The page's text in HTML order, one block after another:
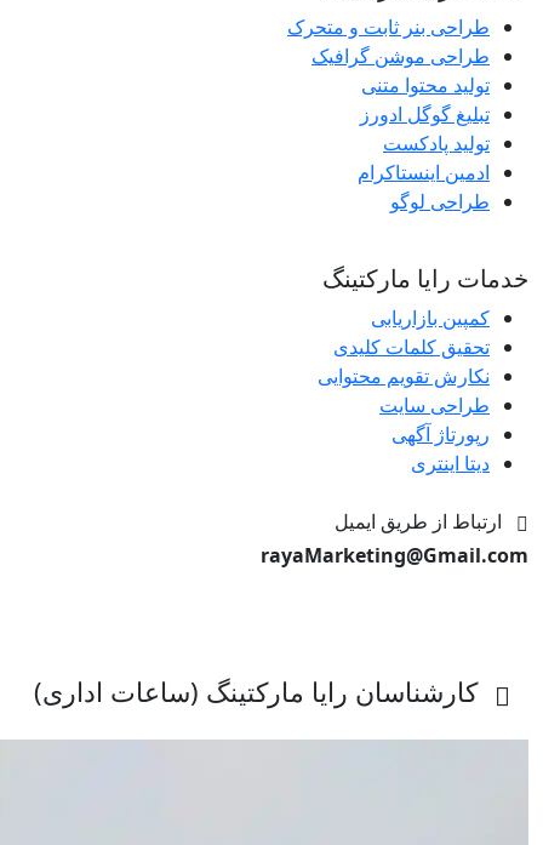
طراحی بنر ثابت و متحرک
طراحی موشن گرافیک
تولید محتوا متنی
تبلیغ گوگل ادورز
تولید پادکست
ادمین اینستاکرام
طراحی لوگو
خدمات رایا مارکتینگ
کمپین بازاریابی
تحقیق کلمات کلیدی
نکارش تقویم محتوایی
طراحی سایت
رپورتاژ آگهی
دیتا اینتری
ارتباط از طریق ایمیل
rayaMarketing@Gmail.com
کارشناسان رایا مارکتینگ (ساعات اداری)